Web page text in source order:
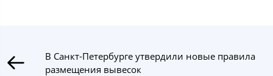
В Санкт-Петербурге утвердили новые правила
размещения вывесок